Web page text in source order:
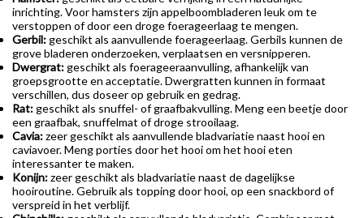
inrichting. Voor hamsters zijn appelboombladeren leuk om te
verstoppen of door een droge foerageerlaag te mengen.
Gerbil:geschikt als aanvullende foerageerlaag. Gerbils kunnen de
grove bladeren onderzoeken, verplaatsen en versnipperen.
Dwergrat:geschikt als foerageeraanvulling, afhankelijk van
groepsgrootte en acceptatie. Dwergratten kunnen in formaat
verschillen, dus doseer op gebruik en gedrag.
Rat:geschikt als snuffel- of graafbakvulling. Meng een beetje door
een graafbak, snuffelmat of droge strooilaag.
Cavia:zeer geschikt als aanvullende bladvariatie naast hooi en
caviavoer. Meng porties door het hooi om het hooi eten
interessanter te maken.
Konijn:zeer geschikt als bladvariatie naast de dagelijkse
hooiroutine. Gebruik als topping door hooi, op een snackbord of
verspreid in het verblijf.